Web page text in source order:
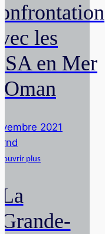
les
en Mer
2021
plus
La
Grande-